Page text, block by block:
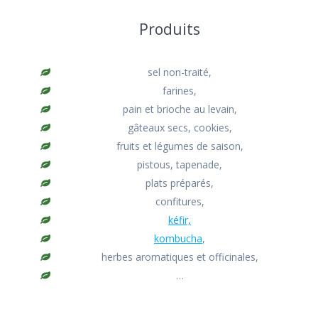
Produits
sel non-traité,
farines,
pain et brioche au levain,
gâteaux secs, cookies,
fruits et légumes de saison,
pistous, tapenade,
plats préparés,
confitures,
kéfir,
kombucha,
herbes aromatiques et officinales,
…